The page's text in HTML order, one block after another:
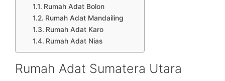
Rumah Adat Bolon
Rumah Adat Mandailing
Rumah Adat Karo
Rumah Adat Nias
Rumah Adat Sumatera Utara